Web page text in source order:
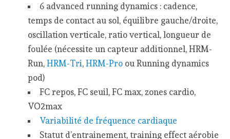
6 advanced running dynamics : cadence,
temps de contact au sol, équilibre gauche/droite,
oscillation verticale, ratio vertical, longueur de
foulée (nécessite un capteur additionnel, HRM-
Run, HRM-Tri, HRM-Proou Running dynamics
pod)
FC repos, FC seuil, FC max, zones cardio,
VO2max
Variabilité de fréquence cardiaque
Statut d’entrainement, training effect aérobie